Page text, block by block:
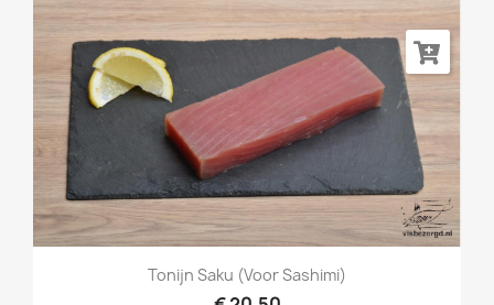
Tonijn Saku (voor Sashimi)